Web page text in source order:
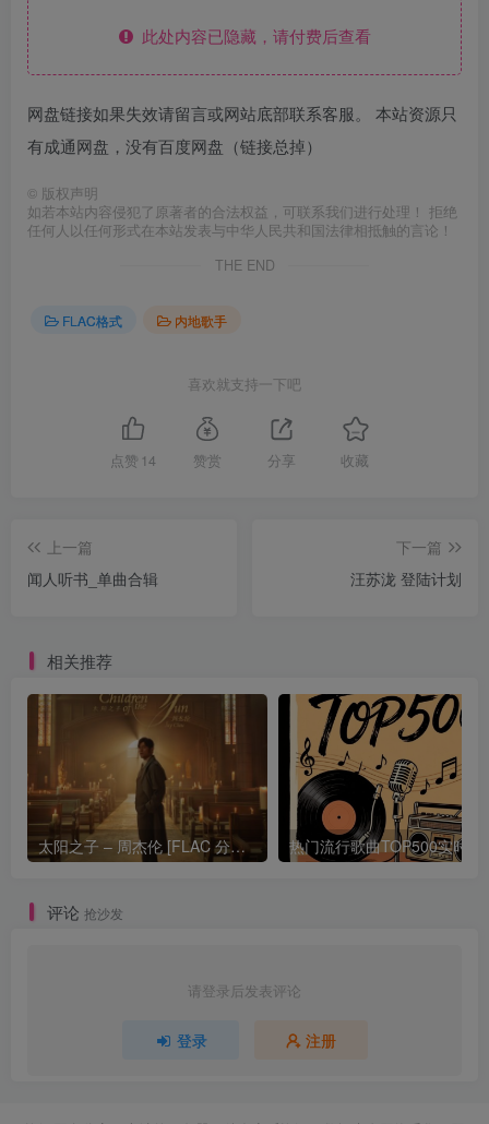
此处内容已隐藏，请付费后查看
网盘链接如果失效请留言或网站底部联系客服。 本站资源只
有成通网盘，没有百度网盘（链接总掉）
© 版权声明
如若本站内容侵犯了原著者的合法权益，可联系我们进行处理！ 拒绝
任何人以任何形式在本站发表与中华人民共和国法律相抵触的言论！
THE END
FLAC格式 内地歌手
喜欢就支持一下吧
点赞 14 赞赏 分享 收藏
上一篇
闻人听书_单曲合辑
下一篇
汪苏泷 登陆计划
相关推荐
太阳之子 – 周杰伦 [FLAC 分轨 192Khz 24bit]
评论 抢沙发
请登录后发表评论
登录 注册